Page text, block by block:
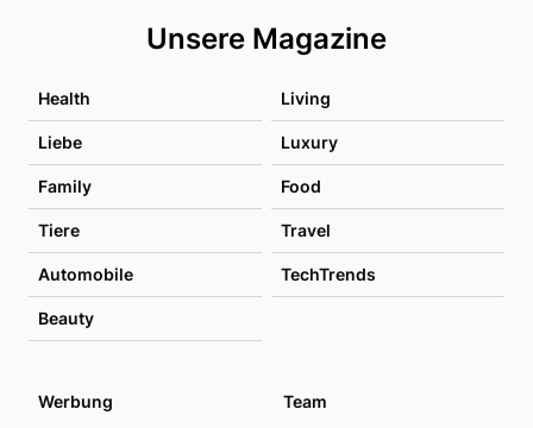
Unsere Magazine
Health Living
Liebe Luxury
Family Food
Tiere Travel
Automobile TechTrends
Beauty
Werbung
Team